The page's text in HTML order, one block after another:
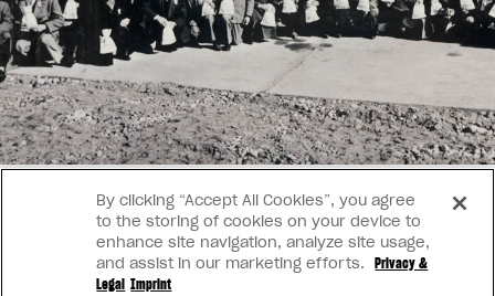
TITANIO COMING SOON
ABOUT
RUSH
SUPERVELOCE ARSHAM
Follow Us
INSTAGRAM
FACEBOOK
YOUTUBE
ROPA
La conducimos. La lucimos
By clicking “Accept All Cookies”, you agree
to the storing of cookies on your device to
enhance site navigation, analyze site usage,
and assist in our marketing efforts.
Privacy &
Legal Imprint